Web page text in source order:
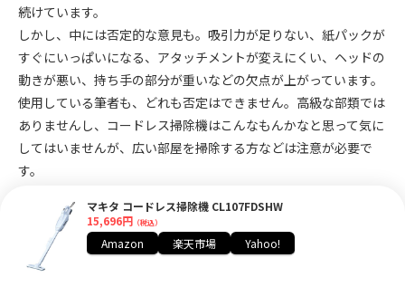
続けています。
しかし、中には否定的な意見も。吸引力が足りない、紙パックが
すぐにいっぱいになる、アタッチメントが変えにくい、ヘッドの
動きが悪い、持ち手の部分が重いなどの欠点が上がっています。
使用している筆者も、どれも否定はできません。高級な部類では
ありませんし、コードレス掃除機はこんなもんかなと思って気に
してはいませんが、広い部屋を掃除する方などは注意が必要で
す。
マキタ コードレス掃除機 CL107FDSHW
15,696円 （税込）
Amazon 楽天市場 Yahoo!